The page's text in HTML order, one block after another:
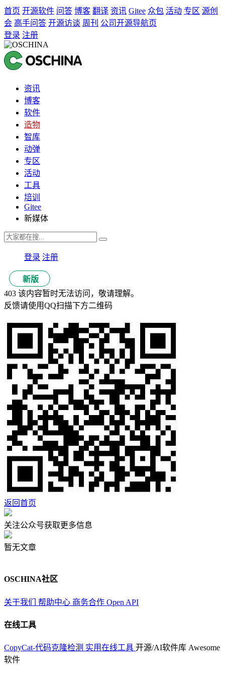
首页 开源软件 问答 博客 翻译 资讯 Gitee 众包 活动 专区 源创
会 高手问答 开源访谈 周刊 公司开源导航页
登录 注册
资讯
博客
软件
造物
智库
动弹
专区
活动
工具
培训
Gitee
新媒体
登录 注册
新版
403 该内容暂时无法访问，敬请理解。
反馈请使用QQ扫描下方二维码
返回首页
关注公众号获取更多信息
暂无文章
OSCHINA社区
关于我们 帮助中心 商务合作 Open API
在线工具
CopyCat-代码克隆检测 实用在线工具 开源/AI软件库 Awesome
软件